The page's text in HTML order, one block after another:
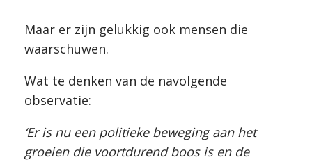
Maar er zijn gelukkig ook mensen die
waarschuwen.
Wat te denken van de navolgende
observatie:
‘Er is nu een politieke beweging aan het
groeien die voortdurend boos is en de